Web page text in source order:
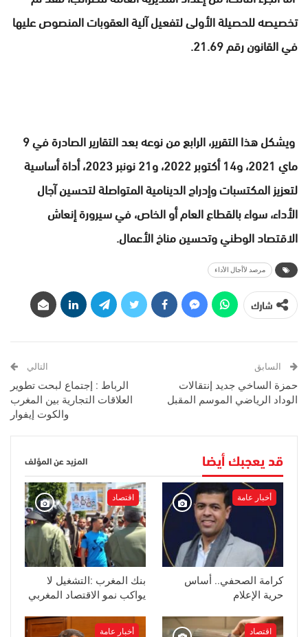
تخصيصه للحصيلة الأولى لتفعيل آلية العقوبات المنصوص عليها
في القانون رقم 21.69.
ويشكل هذا التقرير، الرابع من نوعه بعد التقارير الصادرة في 9
ماي 2021، و14 أكتوبر 2022، و21 نونبر 2023، أداة أساسية
لتعزيز المكتسبات وإدراج الدينامية المتواصلة لتحسين آجال
الأداء، سواء بالقطاع العام أو الخاص، في سيرورة إنعاش
الاقتصاد الوطني وتحسين مناخ الأعمال.
مرصد لأأجال الأداء
شارك
السابق
حمزة الساخي جديد إنتقالات
الوداد الرياضي الموسم المقبل
التالي
الرباط : إجتماع لبحت تطوير
العلاقات التجارية بين المغرب
والكوت إيفوار
قد يعجبك أيضا المزيد عن المؤلف
أخبار عامة
كرامة الصحفي.. أساس
حرية الإعلام
اقتصاد
بنك المغرب :التشغيل لا
يواكب نمو الاقتصاد المغربي
اقتصاد أخبار عامة